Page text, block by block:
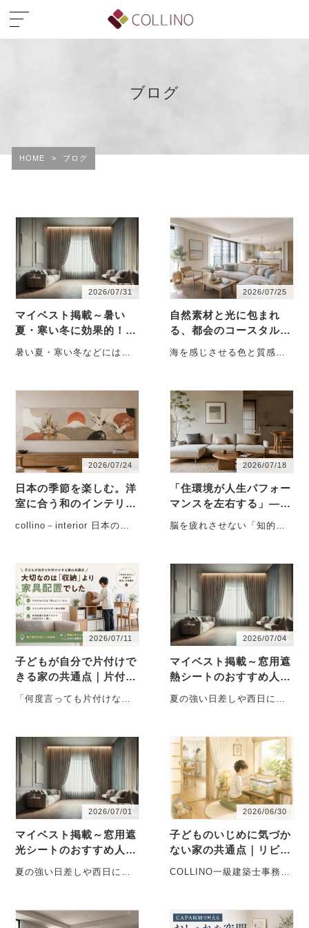
ブログ
HOME > ブログ
2026/07/31
マイベスト掲載～暑い
夏・寒い冬に効果的！断
熱カーテンのおすすめ人
気ランキング
暑い夏・寒い冬などには部
的な断熱カーテン・・・
2026/07/25
自然素材と光に包まれ
る、都会のコースタルイ
ンテリア-江東区
海を感じさせる色と質感で
ラーと・・・
2026/07/24
日本の季節を楽しむ。洋
室に合う和のインテリア
collino－interior 日本の住
2026/07/18
「住環境が人生パフォー
マンスを左右する」―
脳を疲れさせない“知的
な住環境設計”とは ―
脳を疲れさせない「知的な
「判断」をし・・・
2026/07/11
子どもが自分で片付けで
きる家の共通点｜片付け
を習慣化する住まいの仕
組みとは？
「何度言っても片付けな
「片付けても、すぐ
元・・・
2026/07/04
マイベスト掲載～窓用遮
熱シートのおすすめ人気
ランキング
夏の強い日差しや西日によ
和らげてくれるの・・・
2026/07/01
マイベスト掲載～窓用遮
光シートのおすすめ人気
ランキング
夏の強い日差しや西日によ
った悩みを手軽に・・・
2026/06/30
子どものいじめに気づか
ない家の共通点｜リビン
グで見える小さな異変～
ダイヤモンドオンライン
COLLINO一級建築士事務所